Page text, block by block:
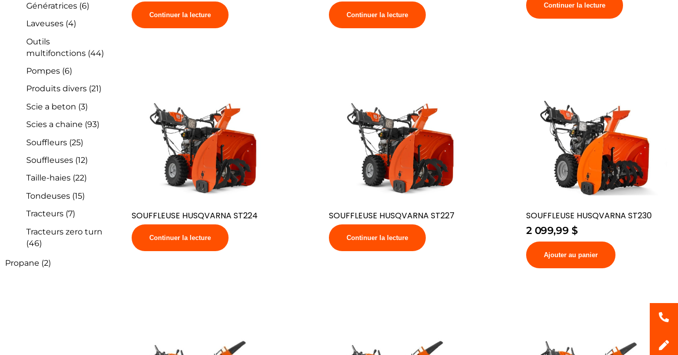
Génératrices (6)
Laveuses (4)
Outils
multifonctions (44)
Pompes (6)
Produits divers (21)
Scie a beton (3)
Scies a chaine (93)
Souffleurs (25)
Souffleuses (12)
Taille-haies (22)
Tondeuses (15)
Tracteurs (7)
Tracteurs zero turn
(46)
Propane (2)
Continuer la lecture Continuer la lecture
Continuer la lecture
SOUFFLEUSE HUSQVARNA ST224
Continuer la lecture
SOUFFLEUSE HUSQVARNA ST227
Continuer la lecture
SOUFFLEUSE HUSQVARNA ST230
2 099,99 $
Ajouter au panier